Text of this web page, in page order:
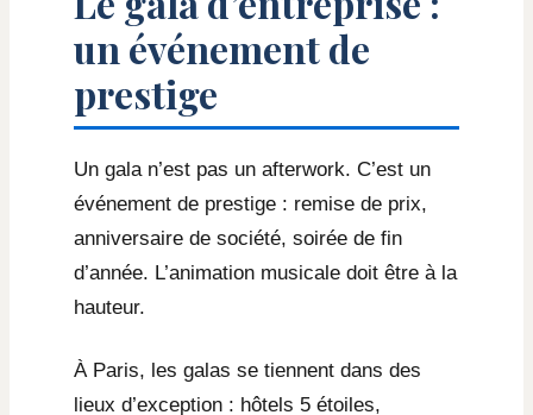
un événement de
prestige
Un gala n’est pas un afterwork. C’est un
événement de prestige : remise de prix,
anniversaire de société, soirée de fin
d’année. L’animation musicale doit être à la
hauteur.
À Paris, les galas se tiennent dans des
lieux d’exception : hôtels 5 étoiles,